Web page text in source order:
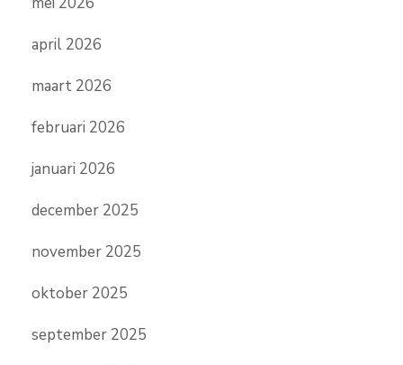
april 2026
maart 2026
februari 2026
januari 2026
december 2025
november 2025
oktober 2025
september 2025